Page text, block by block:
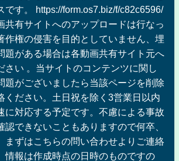
です。 https://form.os7.biz/f/c82c6596/
共有サイトへのアップロードは行なっ
作権の侵害を目的としていません、埋
題がある場合は各動画共有サイト元へ
さい 。当サイトのコンテンツに関し
題がございましたら当該ページを削除
ください。土日祝を除く3営業日以内
に対応する予定です。不慮による事故
認できないこともありますので何卒、
まずはこちらの問い合わせよりご連絡
情報は作成時点の日時のものですの